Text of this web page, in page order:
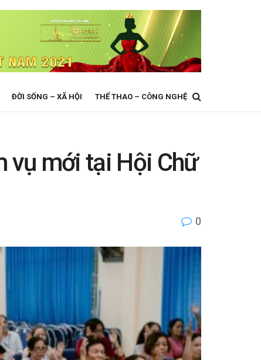
ĐỜI SỐNG – XÃ HỘI THỂ THAO – CÔNG NGHỆ
vụ mới tại Hội Chữ
0